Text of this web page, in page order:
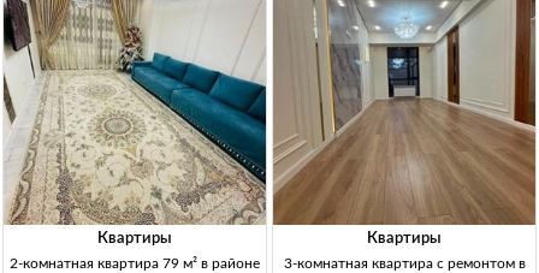
Квартиры
2-комнатная квартира 79 м² в районе
Квартиры
3-комнатная квартира с ремонтом в